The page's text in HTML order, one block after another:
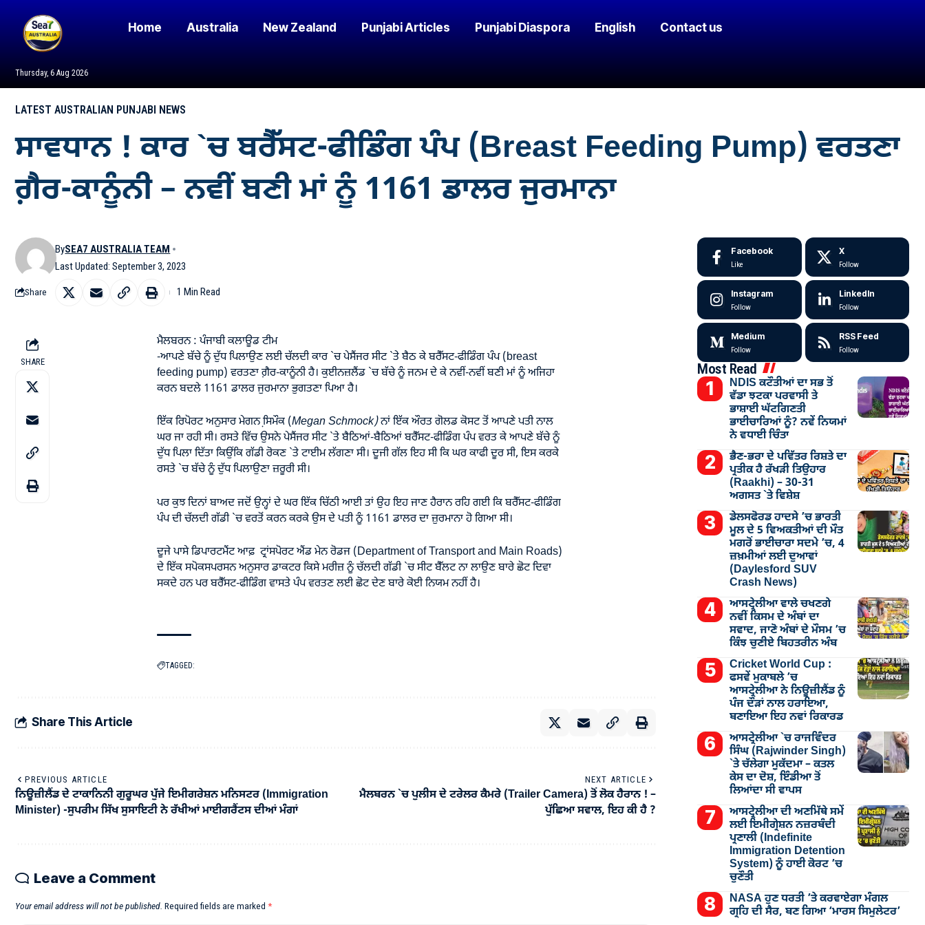
Thursday, 6 Aug 2026
Home Australia New Zealand Punjabi Articles Punjabi Diaspora English Contact us
LATEST AUSTRALIAN PUNJABI NEWS
ਸਾਵਧਾਨ ! ਕਾਰ `ਚ ਬਰੈੱਸਟ-ਫੀਡਿੰਗ ਪੰਪ (Breast Feeding Pump) ਵਰਤਣਾ
ਗ਼ੈਰ-ਕਾਨੂੰਨੀ – ਨਵੀਂ ਬਣੀ ਮਾਂ ਨੂੰ 1161 ਡਾਲਰ ਜੁਰਮਾਨਾ
Last Updated: September 3, 2023
BySEA7 AUSTRALIA TEAM
Share 1 Min Read
SHARE
ਮੈਲਬਰਨ : ਪੰਜਾਬੀ ਕਲਾਊਡ ਟੀਮ
-ਆਪਣੇ ਬੱਚੇ ਨੂੰ ਦੁੱਧ ਪਿਲਾਉਣ ਲਈ ਚੱਲਦੀ ਕਾਰ `ਚ ਪੇਸੈਂਜਰ ਸੀਟ `ਤੇ ਬੈਠ ਕੇ ਬਰੈੱਸਟ-ਫੀਡਿੰਗ ਪੰਪ (breast
feeding pump) ਵਰਤਣਾ ਗ਼ੈਰ-ਕਾਨੂੰਨੀ ਹੈ। ਕੁਈਨਜ਼ਲੈਂਡ `ਚ ਬੱਚੇ ਨੂੰ ਜਨਮ ਦੇ ਕੇ ਨਵੀਂ-ਨਵੀਂ ਬਣੀ ਮਾਂ ਨੂੰ ਅਜਿਹਾ
ਕਰਨ ਬਦਲੇ 1161 ਡਾਲਰ ਜੁਰਮਾਨਾ ਭੁਗਤਣਾ ਪਿਆ ਹੈ।
ਇੱਕ ਰਿਪੋਰਟ ਅਨੁਸਾਰ ਮੇਗਨ ਸਿ਼ਮੌਕ (Megan Schmock)ਨਾਂ ਇੱਕ ਔਰਤ ਗੋਲਡ ਕੋਸਟ ਤੋਂ ਆਪਣੇ ਪਤੀ ਨਾਲ
ਘਰ ਜਾ ਰਹੀ ਸੀ। ਰਸਤੇ ਵਿੱਚ ਉਸਨੇ ਪੇਸੈਂਜਰ ਸੀਟ `ਤੇ ਬੈਠਿਆਂ-ਬੈਠਿਆਂ ਬਰੈੱਸਟ-ਫੀਡਿੰਗ ਪੰਪ ਵਰਤ ਕੇ ਆਪਣੇ ਬੱਚੇ ਨੂੰ
ਦੁੱਧ ਪਿਲਾ ਦਿੱਤਾ ਕਿਉਂਕਿ ਗੱਡੀ ਰੋਕਣ `ਤੇ ਟਾਈਮ ਲੱਗਣਾ ਸੀ। ਦੂਜੀ ਗੱਲ ਇਹ ਸੀ ਕਿ ਘਰ ਕਾਫੀ ਦੂਰ ਸੀ, ਇਸ ਕਰਕੇ
ਰਸਤੇ `ਚ ਬੱਚੇ ਨੂੰ ਦੁੱਧ ਪਿਲਾਉਣਾ ਜ਼ਰੂਰੀ ਸੀ।
ਪਰ ਕੁਝ ਦਿਨਾਂ ਬਾਅਦ ਜਦੋਂ ਉਨ੍ਹਾਂ ਦੇ ਘਰ ਇੱਕ ਚਿੱਠੀ ਆਈ ਤਾਂ ਉਹ ਇਹ ਜਾਣ ਹੈਰਾਨ ਰਹਿ ਗਈ ਕਿ ਬਰੈੱਸਟ-ਫੀਡਿੰਗ
ਪੰਪ ਦੀ ਚੱਲਦੀ ਗੱਡੀ `ਚ ਵਰਤੋਂ ਕਰਨ ਕਰਕੇ ਉਸ ਦੇ ਪਤੀ ਨੂੰ 1161 ਡਾਲਰ ਦਾ ਜ਼ੁਰਮਾਨਾ ਹੋ ਗਿਆ ਸੀ।
ਦੂਜੇ ਪਾਸੇ ਡਿਪਾਰਟਮੈਂਟ ਆਫ਼ ਟ੍ਰਾਂਸਪੋਰਟ ਐਂਡ ਮੇਨ ਰੋਡਜ (Department of Transport and Main Roads)
ਦੇ ਇੱਕ ਸਪੋਕਸਪਰਸਨ ਅਨੁਸਾਰ ਡਾਕਟਰ ਕਿਸੇ ਮਰੀਜ਼ ਨੂੰ ਚੱਲਦੀ ਗੱਡੀ `ਚ ਸੀਟ ਬੈੱਲਟ ਨਾ ਲਾਉਣ ਬਾਰੇ ਛੋਟ ਦਿਵਾ
ਸਕਦੇ ਹਨ ਪਰ ਬਰੈੱਸਟ-ਫੀਡਿੰਗ ਵਾਸਤੇ ਪੰਪ ਵਰਤਣ ਲਈ ਛੋਟ ਦੇਣ ਬਾਰੇ ਕੋਈ ਨਿਯਮ ਨਹੀਂ ਹੈ।
TAGGED:
Share This Article
PREVIOUS ARTICLE
ਨਿਊਜ਼ੀਲੈਂਡ ਦੇ ਟਾਕਾਨਿਨੀ ਗੁਰੂਘਰ ਪੁੱਜੇ ਇਮੀਗਰੇਸ਼ਨ ਮਨਿਸਟਰ (Immigration
Minister) -ਸੁਪਰੀਮ ਸਿੱਖ ਸੁਸਾਇਟੀ ਨੇ ਰੱਖੀਆਂ ਮਾਈਗਰੈਂਟਸ ਦੀਆਂ ਮੰਗਾਂ
NEXT ARTICLE
ਮੈਲਬਰਨ `ਚ ਪੁਲੀਸ ਦੇ ਟਰੇਲਰ ਕੈਮਰੇ (Trailer Camera) ਤੋਂ ਲੋਕ ਹੈਰਾਨ ! –
ਪੁੱਛਿਆ ਸਵਾਲ, ਇਹ ਕੀ ਹੈ ?
Leave a Comment
Your email address will not be published. Required fields are marked *
Facebook
Like
X
Follow
Instagram
Follow
LinkedIn
Follow
Medium
Follow
RSS Feed
Follow
Most Read
NDIS ਕਟੌਤੀਆਂ ਦਾ ਸਭ ਤੋਂ
ਵੱਡਾ ਝਟਕਾ ਪਰਵਾਸੀ ਤੇ
ਭਾਸ਼ਾਈ ਘੱਟਗਿਣਤੀ
ਭਾਈਚਾਰਿਆਂ ਨੂੰ? ਨਵੇਂ ਨਿਯਮਾਂ
ਨੇ ਵਧਾਈ ਚਿੰਤਾ
ਭੈਣ-ਭਰਾ ਦੇ ਪਵਿੱਤਰ ਰਿਸ਼ਤੇ ਦਾ
ਪ੍ਰਤੀਕ ਹੈ ਰੱਖੜੀ ਤਿਉਹਾਰ
(Raakhi) – 30-31
ਅਗਸਤ `ਤੇ ਵਿਸ਼ੇਸ਼
ਡੇਲਸਫੋਰਡ ਹਾਦਸੇ ’ਚ ਭਾਰਤੀ
ਮੂਲ ਦੇ 5 ਵਿਅਕਤੀਆਂ ਦੀ ਮੌਤ
ਮਗਰੋਂ ਭਾਈਚਾਰਾ ਸਦਮੇ ’ਚ, 4
ਜ਼ਖ਼ਮੀਆਂ ਲਈ ਦੁਆਵਾਂ
(Daylesford SUV
Crash News)
ਆਸਟ੍ਰੇਲੀਆ ਵਾਲੇ ਚਖਣਗੇ
ਨਵੀਂ ਕਿਸਮ ਦੇ ਅੰਬਾਂ ਦਾ
ਸਵਾਦ, ਜਾਣੋ ਅੰਬਾਂ ਦੇ ਮੌਸਮ ’ਚ
ਕਿੰਝ ਚੁਣੀਏ ਬਿਹਤਰੀਨ ਅੰਬ
Cricket World Cup :
ਫਸਵੇਂ ਮੁਕਾਬਲੇ ’ਚ
ਆਸਟ੍ਰੇਲੀਆ ਨੇ ਨਿਊਜ਼ੀਲੈਂਡ ਨੂੰ
ਪੰਜ ਦੌੜਾਂ ਨਾਲ ਹਰਾਇਆ,
ਬਣਾਇਆ ਇਹ ਨਵਾਂ ਰਿਕਾਰਡ
ਆਸਟ੍ਰੇਲੀਆ `ਚ ਰਾਜਵਿੰਦਰ
ਸਿੰਘ (Rajwinder Singh)
`ਤੇ ਚੱਲੇਗਾ ਮੁੁਕੱਦਮਾ – ਕਤਲ
ਕੇਸ ਦਾ ਦੋਸ਼, ਇੰਡੀਆ ਤੋਂ
ਲਿਆਂਦਾ ਸੀ ਵਾਪਸ
ਆਸਟ੍ਰੇਲੀਆ ਦੀ ਅਣਮਿੱਥੇ ਸਮੇਂ
ਲਈ ਇਮੀਗ੍ਰੇਸ਼ਨ ਨਜ਼ਰਬੰਦੀ
ਪ੍ਰਣਾਲੀ (Indefinite
Immigration Detention
System) ਨੂੰ ਹਾਈ ਕੋਰਟ ’ਚ
ਚੁਣੌਤੀ
NASA ਹੁਣ ਧਰਤੀ ’ਤੇ ਕਰਵਾਏਗਾ ਮੰਗਲ
ਗ੍ਰਹਿ ਦੀ ਸੈਰ, ਬਣ ਗਿਆ ‘ਮਾਰਸ ਸਿਮੁਲੇਟਰ’